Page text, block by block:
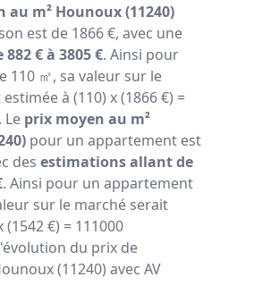
au m² Hounoux (11240)
est de 1866 €, avec une
€ à 3805 €. Ainsi pour
110 ㎡, sa valeur sur le
à (110) x (1866 €) =
Le prix moyen au m²
pour un appartement est
des estimations allant de
. Ainsi pour un appartement
sur le marché serait
(1542 €) = 111000
du prix de
(11240) avec AV